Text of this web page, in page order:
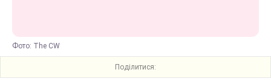
Фото: The CW
Поділитися: